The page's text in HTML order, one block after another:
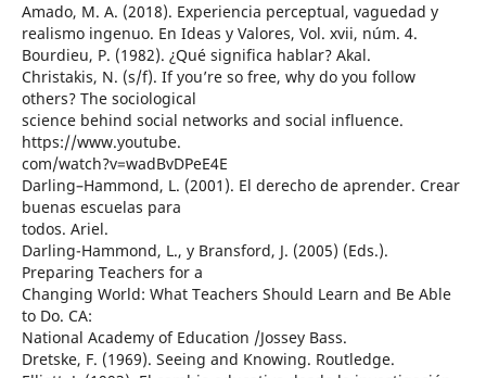
Amado, M. A. (2018). Experiencia perceptual, vaguedad y
realismo ingenuo. En Ideas y Valores, Vol. xvii, núm. 4.
Bourdieu, P. (1982). ¿Qué significa hablar? Akal.
Christakis, N. (s/f). If you’re so free, why do you follow
others? The sociological
science behind social networks and social influence.
https://www.youtube.
com/watch?v=wadBvDPeE4E
Darling–Hammond, L. (2001). El derecho de aprender. Crear
buenas escuelas para
todos. Ariel.
Darling-Hammond, L., y Bransford, J. (2005) (Eds.).
Preparing Teachers for a
Changing World: What Teachers Should Learn and Be Able
to Do. CA:
National Academy of Education /Jossey Bass.
Dretske, F. (1969). Seeing and Knowing. Routledge.